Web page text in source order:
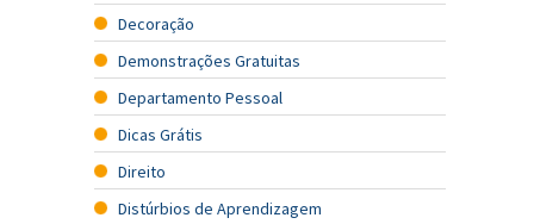
Decoração
Demonstrações Gratuitas
Departamento Pessoal
Dicas Grátis
Direito
Distúrbios de Aprendizagem